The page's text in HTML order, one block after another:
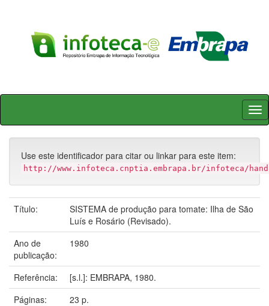
Skip
Use este identificador para citar ou linkar para este item:
http://www.infoteca.cnptia.embrapa.br/infoteca/
Título:
SISTEMA de produção para tomate: Ilha de São
Luís e Rosário (Revisado).
Ano de
publicação:
1980
Referência:
[s.l.]: EMBRAPA, 1980.
Páginas:
23 p.